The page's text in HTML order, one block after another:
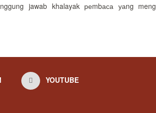
jawab khalayak реmbаса уаng
YOUTUBE